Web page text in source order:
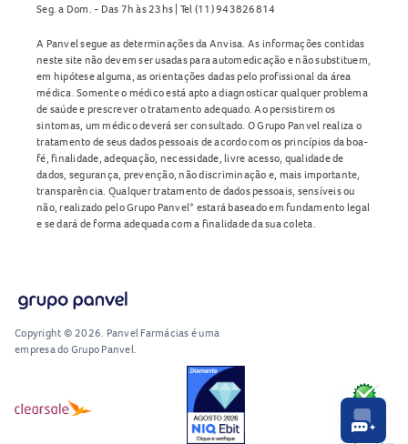
Seg. a Dom. - Das 7h às 23hs | Tel (11) 943826814
A Panvel segue as determinações da Anvisa. As informações contidas
neste site não devem ser usadas para automedicação e não substituem,
em hipótese alguma, as orientações dadas pelo profissional da área
médica. Somente o médico está apto a diagnosticar qualquer problema
de saúde e prescrever o tratamento adequado. Ao persistirem os
sintomas, um médico deverá ser consultado. O Grupo Panvel realiza o
tratamento de seus dados pessoais de acordo com os princípios da boa-
fé, finalidade, adequação, necessidade, livre acesso, qualidade de
dados, segurança, prevenção, não discriminação e, mais importante,
transparência. Qualquer tratamento de dados pessoais, sensíveis ou
não, realizado pelo Grupo Panvel* estará baseado em fundamento legal
e se dará de forma adequada com a finalidade da sua coleta.
Copyright © 2026. Panvel Farmácias é uma
empresa do Grupo Panvel.
RA1000